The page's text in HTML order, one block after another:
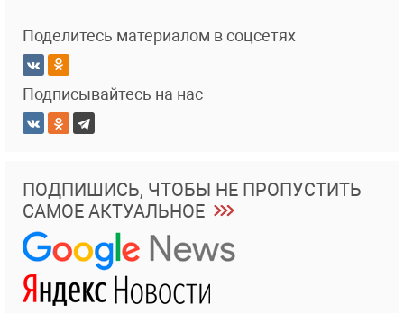
Поделитесь материалом в соцсетях
Подписывайтесь на нас
ПОДПИШИСЬ, ЧТОБЫ НЕ ПРОПУСТИТЬ
САМОЕ АКТУАЛЬНОЕ